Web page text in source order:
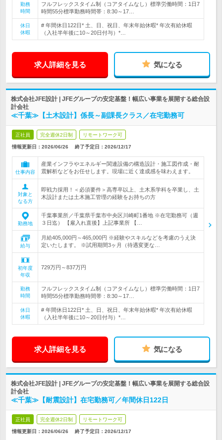
勤務
時間
フルフレックスタイム制（コアタイムなし）標準労働時間：1日7
時間55分標準勤務時間帯：8:30～17…
休日
休暇
# 年間休日122日* 土、日、祝日、年末年始休暇* 年次有給休暇
（入社半年後に10～20日付与）*…
求人詳細を見る 気になる
株式会社JFE設計 | JFEグループの安定基盤！幅広い事業を展開する総合設
計会社
≪千葉≫【土木設計】係長～副課長クラス／在宅勤務可
正社員 完全週休2日制 リモートワーク可
情報更新日：2026/06/26 終了予定日： 2026/12/17
仕事内容
産業インフラやエネルギー関連設備の構造設計・施工図作成・耐
震解析などをお任せします。現場に近く達成感を味わえます。
対象と
なる方
即戦力採用！＜必須要件＞高専卒以上、土木系学科を卒業し、土
木設計または土木施工管理の経験をお持ちの方
勤務地
千葉事業所／千葉県千葉市中央区川崎町1番地 ※在宅勤務可（週
３日迄） 【雇入れ直後】上記事業所 【…
給与
月給405,000円～465,000円 ※経験やスキルなどを考慮のうえ決
定いたします。 ※試用期間3ヶ月（待遇変更な…
初年度
年収
729万円～837万円
勤務
時間
フルフレックスタイム制（コアタイムなし）標準労働時間：1日7
時間55分標準勤務時間帯：8:30～17…
休日
休暇
# 年間休日122日* 土、日、祝日、年末年始休暇* 年次有給休暇
（入社半年後に10～20日付与）*…
求人詳細を見る 気になる
株式会社JFE設計 | JFEグループの安定基盤！幅広い事業を展開する総合設
計会社
≪千葉≫【耐震設計】在宅勤務可／年間休日122日
正社員 完全週休2日制 リモートワーク可
情報更新日：2026/06/26 終了予定日： 2026/12/17